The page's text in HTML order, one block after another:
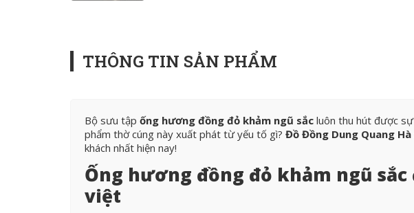
THÔNG TIN SẢN PHẨM
Bộ sưu tập ống hương đồng đỏ khảm ngũ sắc luôn thu hút được
phẩm thờ cúng này xuất phát từ yếu tố gì? Đồ Đồng Dung Quang Hà
khách nhất hiện nay!
Ống hương đồng đỏ khảm ngũ
việt